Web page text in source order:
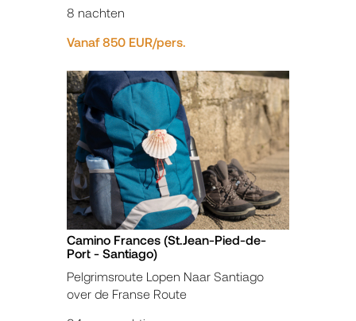
8 nachten
Vanaf 850 EUR/pers.
Camino Frances (St.Jean-Pied-de-
Port - Santiago)
Pelgrimsroute Lopen Naar Santiago
over de Franse Route